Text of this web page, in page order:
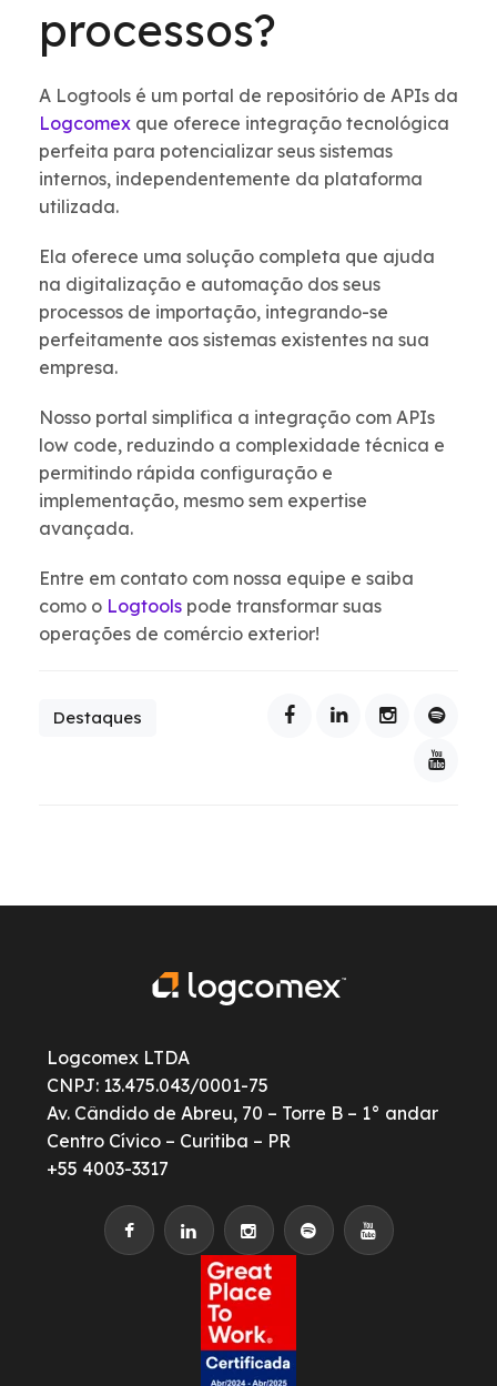
processos?
A Logtools é um portal de repositório de APIs da
Logcomex que oferece integração tecnológica
perfeita para potencializar seus sistemas
internos, independentemente da plataforma
utilizada.
Ela oferece uma solução completa que ajuda
na digitalização e automação dos seus
processos de importação, integrando-se
perfeitamente aos sistemas existentes na sua
empresa.
Nosso portal simplifica a integração com APIs
low code, reduzindo a complexidade técnica e
permitindo rápida configuração e
implementação, mesmo sem expertise
avançada.
Entre em contato com nossa equipe e saiba
como o Logtools pode transformar suas
operações de comércio exterior!
Destaques
Logcomex LTDA
CNPJ: 13.475.043/0001-75
Av. Cândido de Abreu, 70 – Torre B – 1° andar
Centro Cívico – Curitiba – PR
+55 4003-3317